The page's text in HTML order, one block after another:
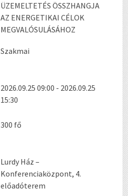
ÜZEMELTETÉS ÖSSZHANGJA
AZ ENERGETIKAI CÉLOK
MEGVALÓSULÁSÁHOZ
Szakmai
2026.09.25 09:00 - 2026.09.25
15:30
300 fő
Lurdy Ház –
Konferenciaközpont, 4.
előadóterem